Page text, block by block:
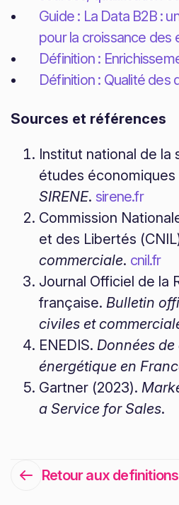
Guide : La Data B2B :
pour la croissance des
Définition :
Définition : Qualité des
Sources et références
Institut national de la
études économiques
SIRENE. sirene.fr
Commission
et des Libertés
commerciale. cnil.fr
Journal Officiel de la
française. Bulletin
civiles et
ENEDIS. Données
énergétique en
Gartner (2023).
a Service for Sales.
Retour aux definitions